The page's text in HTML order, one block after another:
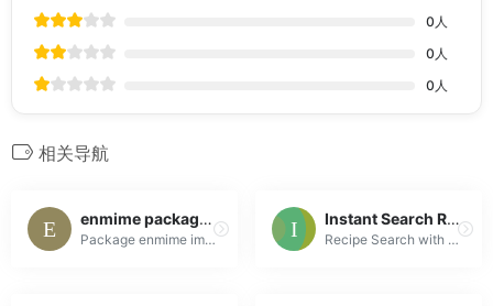
0 人
0 人
0 人
相关导航
enmime package – github.com/jhillyerd/enmime – Go Packages
Package enmime implements a MIME encoding and decoding library.
Instant Search Recipes with Typesense
Recipe Search with Typesense